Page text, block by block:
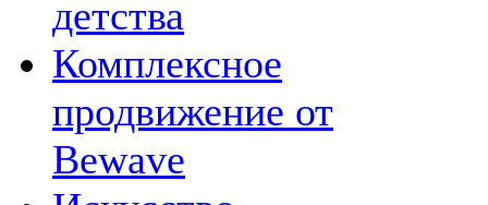
детства
Комплексное
продвижение от
Bewave